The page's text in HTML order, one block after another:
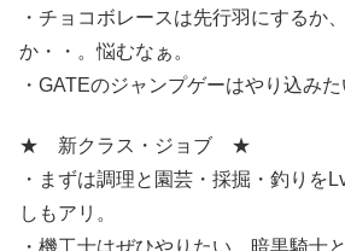
・チョコボレースは先行羽にするか
か・・。悩むなぁ。
・GATEのジャンプゲーはやり込みた
★ 新クラス・ジョブ ★
・まずは調理と園芸・採掘・釣りを
しもアリ。